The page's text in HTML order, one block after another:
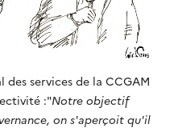
services de la CCGAM
:"Notre objectif
on s'aperçoit qu'il